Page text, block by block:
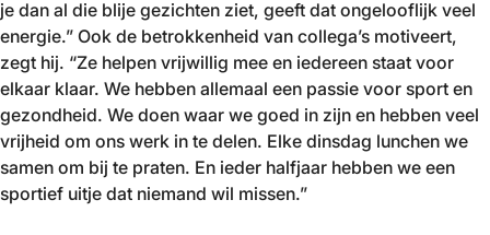
je dan al die blije gezichten ziet, geeft dat ongelooflijk veel
energie.” Ook de betrokkenheid van collega’s motiveert,
zegt hij. “Ze helpen vrijwillig mee en iedereen staat voor
elkaar klaar. We hebben allemaal een passie voor sport en
gezondheid. We doen waar we goed in zijn en hebben veel
vrijheid om ons werk in te delen. Elke dinsdag lunchen we
samen om bij te praten. En ieder halfjaar hebben we een
sportief uitje dat niemand wil missen.”